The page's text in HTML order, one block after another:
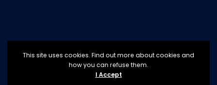
This site uses cookies. Find out more about cookies and
how you can refuse them.
I Accept